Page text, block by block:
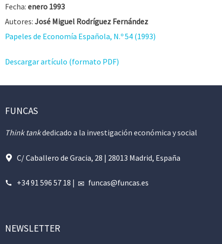
Fecha: enero 1993
Autores: José Miguel Rodríguez Fernández
Papeles de Economía Española, N.º 54 (1993)
Descargar artículo (formato PDF)
FUNCAS
Think tankdedicado a la investigación económica y social
C/ Caballero de Gracia, 28 | 28013 Madrid, España
+34 91 596 57 18 | funcas@funcas.es
NEWSLETTER